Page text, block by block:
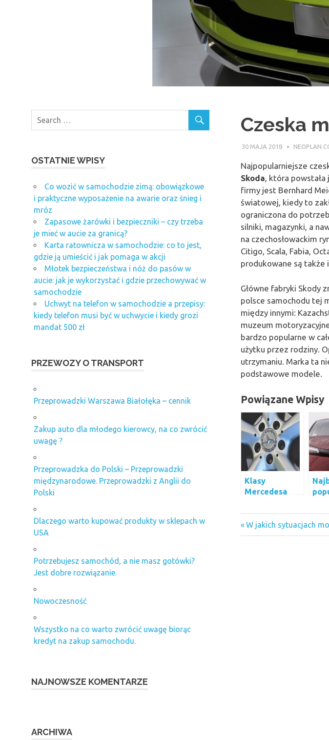
Czeska
30 MAJA 2018
Najpopularniejsze
Skoda, która powstała
firmy jest Bernhard
światowej, kiedy to
ograniczona do
silniki, magazynki, a
na czechosłowackim
Citigo, Scala, Fabia,
produkowane są także
Główne fabryki Skody
polsce samochodu tej
między innymi:
muzeum
bardzo popularne w
użytku przez rodziny.
utrzymaniu. Marka ta
podstawowe modele.
Powiązane Wpisy
Klasy
Mercedesa
Skoda
Nawigacja
Previous
Post:
W jakich sytuacjach
OSTATNIE WPISY
Co wozić w samochodzie zimą: obowiązkowe
i praktyczne wyposażenie na awarie oraz śnieg i
mróz
Zapasowe żarówki i bezpieczniki – czy trzeba
je mieć w aucie za granicą?
Karta ratownicza w samochodzie: co to jest,
gdzie ją umieścić i jak pomaga w akcji
Młotek bezpieczeństwa i nóż do pasów w
aucie: jak je wykorzystać i gdzie przechowywać w
samochodzie
Uchwyt na telefon w samochodzie a przepisy:
kiedy telefon musi być w uchwycie i kiedy grozi
mandat 500 zł
PRZEWOZY O TRANSPORT
Przeprowadzki Warszawa Białołęka – cennik
Zakup auto dla młodego kierowcy, na co zwrócić
uwagę ?
Przeprowadzka do Polski – Przeprowadzki
międzynarodowe. Przeprowadzki z Anglii do
Polski
Dlaczego warto kupować produkty w sklepach w
USA
Potrzebujesz samochód, a nie masz gotówki?
Jest dobre rozwiązanie.
Nowoczesność
Wszystko na co warto zwrócić uwagę biorąc
kredyt na zakup samochodu.
NAJNOWSZE KOMENTARZE
ARCHIWA